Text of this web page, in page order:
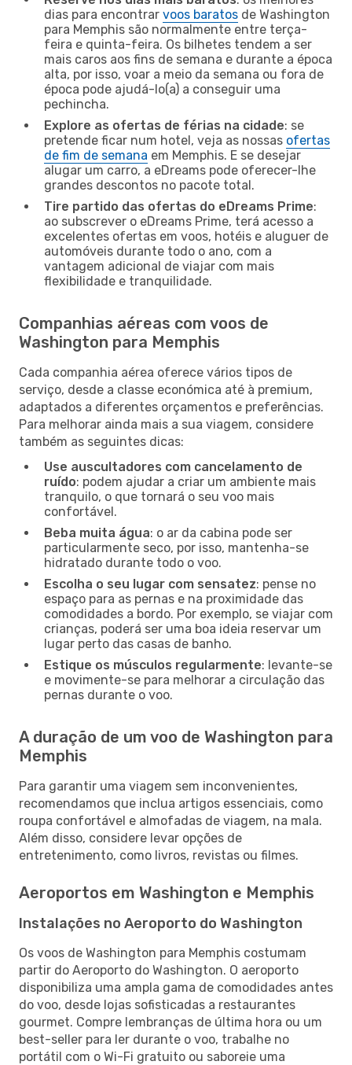
dias para encontrar voos baratos de Washington
para Memphis são normalmente entre terça-
feira e quinta-feira. Os bilhetes tendem a ser
mais caros aos fins de semana e durante a época
alta, por isso, voar a meio da semana ou fora de
época pode ajudá-lo(a) a conseguir uma
pechincha.
Explore as ofertas de férias na cidade: se
pretende ficar num hotel, veja as nossas ofertas
de fim de semana em Memphis. E se desejar
alugar um carro, a eDreams pode oferecer-lhe
grandes descontos no pacote total.
Tire partido das ofertas do eDreams Prime:
ao subscrever o eDreams Prime, terá acesso a
excelentes ofertas em voos, hotéis e aluguer de
automóveis durante todo o ano, com a
vantagem adicional de viajar com mais
flexibilidade e tranquilidade.
Companhias aéreas com voos de
Washington para Memphis
Cada companhia aérea oferece vários tipos de
serviço, desde a classe económica até à premium,
adaptados a diferentes orçamentos e preferências.
Para melhorar ainda mais a sua viagem, considere
também as seguintes dicas:
Use auscultadores com cancelamento de
ruído: podem ajudar a criar um ambiente mais
tranquilo, o que tornará o seu voo mais
confortável.
Beba muita água: o ar da cabina pode ser
particularmente seco, por isso, mantenha-se
hidratado durante todo o voo.
Escolha o seu lugar com sensatez: pense no
espaço para as pernas e na proximidade das
comodidades a bordo. Por exemplo, se viajar com
crianças, poderá ser uma boa ideia reservar um
lugar perto das casas de banho.
Estique os músculos regularmente: levante-se
e movimente-se para melhorar a circulação das
pernas durante o voo.
A duração de um voo de Washington para
Memphis
Para garantir uma viagem sem inconvenientes,
recomendamos que inclua artigos essenciais, como
roupa confortável e almofadas de viagem, na mala.
Além disso, considere levar opções de
entretenimento, como livros, revistas ou filmes.
Aeroportos em Washington e Memphis
Instalações no Aeroporto do Washington
Os voos de Washington para Memphis costumam
partir do Aeroporto do Washington. O aeroporto
disponibiliza uma ampla gama de comodidades antes
do voo, desde lojas sofisticadas a restaurantes
gourmet. Compre lembranças de última hora ou um
best-seller para ler durante o voo, trabalhe no
portátil com o Wi-Fi gratuito ou saboreie uma